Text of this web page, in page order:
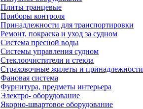
Плиты транцевые
Приборы контроля
Принадлежности для транспортировки
Ремонт, покраска и уход за судном
Система пресной воды
Системы управления судном
Стеклоочистители и стекла
Страховочные жилеты и принадлежности
Фановая система
Фурнитура, предметы интерьера
Электро- оборудование
Якорно-швартовое оборудование